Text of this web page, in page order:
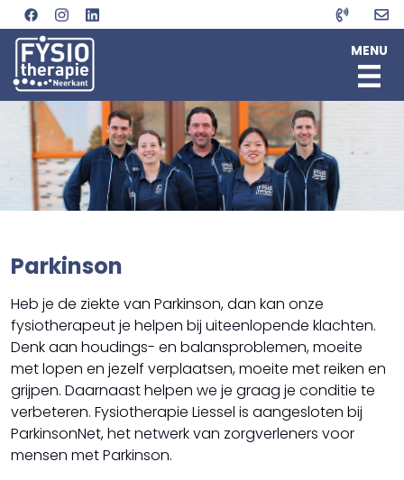
MENU
HOME
OVER ONS
SPECIALISATIES
Fysiotherapie (aan huis)
Manuele therapie
Fasciatherapie
Kaak- en halsfysiotherapie
Longaandoeningen
Osteoporose
Parkinson
Revalidatie
Shockwave
Sporten onder begeleiding
TEAM
Joost Bukkems
LOCATIE
Parkinson
Heb je de ziekte van Parkinson, dan kan onze
fysiotherapeut je helpen bij uiteenlopende klachten.
Denk aan houdings- en balansproblemen, moeite
met lopen en jezelf verplaatsen, moeite met reiken en
grijpen. Daarnaast helpen we je graag je conditie te
verbeteren. Fysiotherapie Liessel is aangesloten bij
ParkinsonNet, het netwerk van zorgverleners voor
mensen met Parkinson.